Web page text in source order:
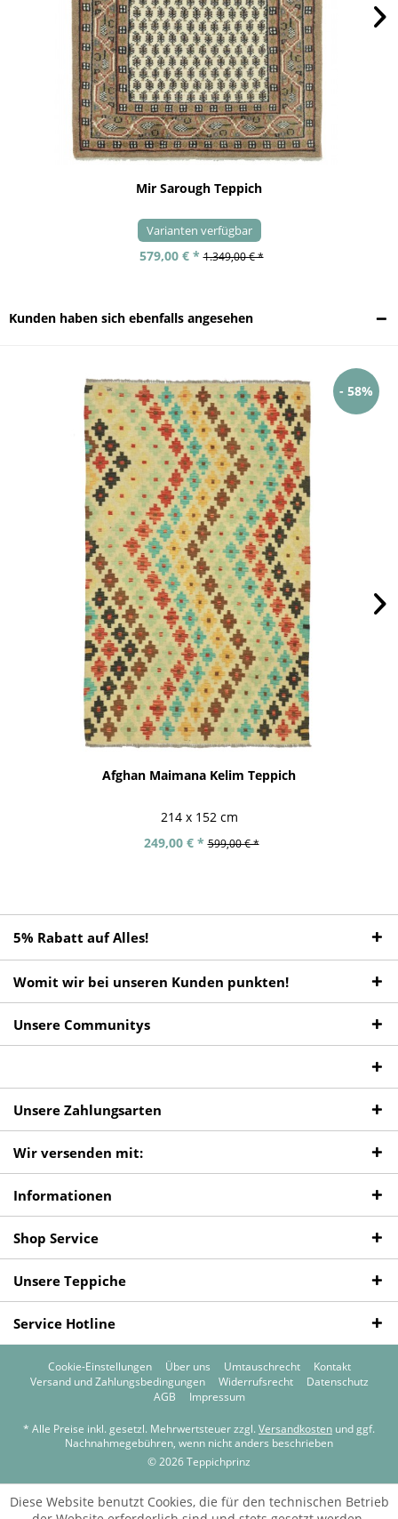
Mir Sarough Teppich
Varianten verfügbar
579,00 € * 1.349,00 € *
Kunden haben sich ebenfalls angesehen
- 58%
Afghan Maimana Kelim Teppich
214 x 152 cm
249,00 € * 599,00 € *
5% Rabatt auf Alles!
Womit wir bei unseren Kunden punkten!
Unsere Communitys
Unsere Zahlungsarten
Wir versenden mit:
Informationen
Shop Service
Unsere Teppiche
Service Hotline
Cookie-Einstellungen Über uns Umtauschrecht
Kontakt
Versand und Zahlungsbedingungen
Widerrufsrecht
Datenschutz
AGB
Impressum
* Alle Preise inkl. gesetzl. Mehrwertsteuer zzgl. Versandkosten und ggf.
Nachnahmegebühren, wenn nicht anders beschrieben
© 2026 Teppichprinz
Diese Website benutzt Cookies, die für den technischen Betrieb